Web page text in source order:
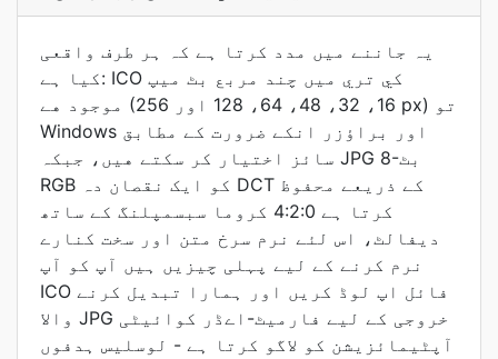
یہ جاننے میں مدد کرتا ہے کہ ہر طرف واقعی
کیا ہے: ICO کي تري ميں چند مربع بٹ ميپ
موجود هے (16، 32، 48، 64، 128 اور 256 px) تو
Windows اور براؤزر انکے ضرورت کے مطابق
سائز اختيار کر سکتے هيں، جبکہ JPG 8-بٹ
RGB کو ایک نقصان دہ DCT کے ذریعے محفوظ
کرتا ہے 4:2:0 کروما سبسمپلنگ کے ساتھ
دیفالٹ، اس لئے نرم سرخ متن اور سخت کنارے
نرم کرنے کے لیے پہلی چیزیں ہیں آپ کو آپ
ICO فائل اپ لوڈ کریں اور ہمارا تبدیل کرنے
والا JPG خروجی کے لیے فارمیٹ-اےڈر کوائیٹی
آپٹیمائزیشن کو لاگو کرتا ہے - لوسلیس ہدفوں